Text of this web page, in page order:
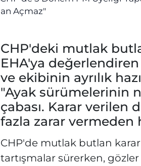
CHP'deki mutlak
EHA'ya
ve ekibinin ayrılık
"Ayak sürümelerinin
çabası. Karar verilen
fazla zarar vermeden
CHP'de mutlak butlan
tartışmalar sürerken,